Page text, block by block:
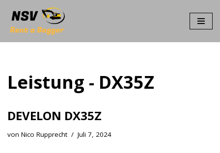
Zum
Leistung - DX35Z
DEVELON DX35Z
von Nico Rupprecht Juli 7, 2024